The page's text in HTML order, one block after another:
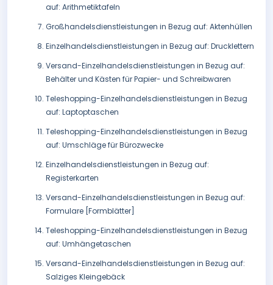
auf: Arithmetiktafeln
Großhandelsdienstleistungen in Bezug auf: Aktenhüllen
Einzelhandelsdienstleistungen in Bezug auf: Drucklettern
Versand-Einzelhandelsdienstleistungen in Bezug auf:
Behälter und Kästen für Papier- und Schreibwaren
Teleshopping-Einzelhandelsdienstleistungen in Bezug
auf: Laptoptaschen
Teleshopping-Einzelhandelsdienstleistungen in Bezug
auf: Umschläge für Bürozwecke
Einzelhandelsdienstleistungen in Bezug auf:
Registerkarten
Versand-Einzelhandelsdienstleistungen in Bezug auf:
Formulare [Formblätter]
Teleshopping-Einzelhandelsdienstleistungen in Bezug
auf: Umhängetaschen
Versand-Einzelhandelsdienstleistungen in Bezug auf:
Salziges Kleingebäck